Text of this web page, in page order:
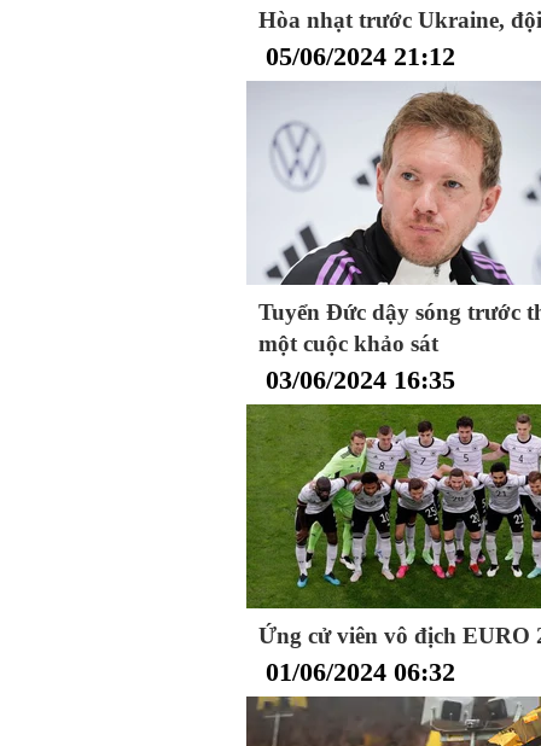
Hòa nhạt trước Ukraine,
05/06/2024 21:12
Tuyển Đức dậy sóng trước
một cuộc khảo sát
03/06/2024 16:35
Ứng cử viên vô địch EURO
01/06/2024 06:32